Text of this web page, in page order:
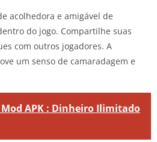
acolhedora e amigável de
do jogo. Compartilhe suas
com outros jogadores. A
um senso de camaradagem e
APK : Dinheiro Ilimitado